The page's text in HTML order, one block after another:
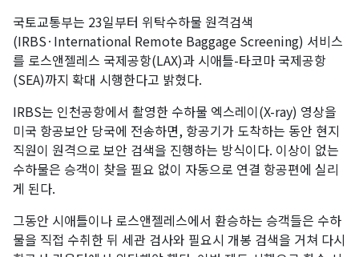
국토교통부는 23일부터 위탁수하물 원격검색
(IRBS·International Remote Baggage Screening) 서비스
를 로스앤젤레스 국제공항(LAX)과 시애틀-타코마 국제공항
(SEA)까지 확대 시행한다고 밝혔다.
IRBS는 인천공항에서 촬영한 수하물 엑스레이(X-ray) 영상을
미국 항공보안 당국에 전송하면, 항공기가 도착하는 동안 현지
직원이 원격으로 보안 검색을 진행하는 방식이다. 이상이 없는
수하물은 승객이 찾을 필요 없이 자동으로 연결 항공편에 실리
게 된다.
그동안 시애틀이나 로스앤젤레스에서 환승하는 승객들은 수하
물을 직접 수취한 뒤 세관 검사와 필요시 개봉 검색을 거쳐 다시